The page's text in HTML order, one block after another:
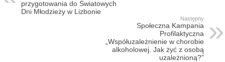
przygotowania do Światowych
Dni Młodzieży w Lizbonie
Następny
Społeczna Kampania
Profilaktyczna
„Współuzależnienie w chorobie
alkoholowej. Jak żyć z osobą
uzależnioną?”